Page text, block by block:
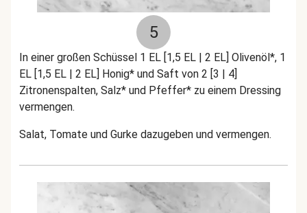
5
In einer großen Schüssel 1 EL [1,5 EL | 2 EL] Olivenöl*, 1
EL [1,5 EL | 2 EL] Honig* und Saft von 2 [3 | 4]
Zitronenspalten, Salz* und Pfeffer* zu einem Dressing
vermengen.
Salat, Tomate und Gurke dazugeben und vermengen.